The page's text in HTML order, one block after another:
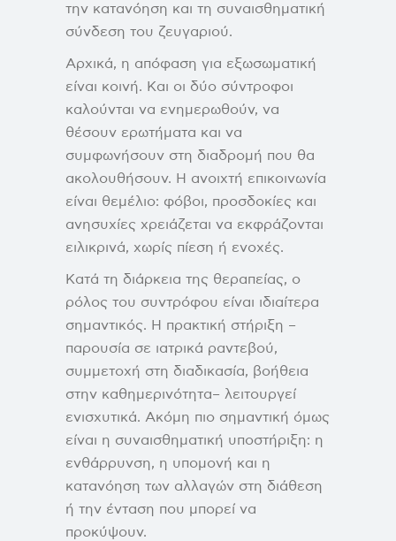
την κατανόηση και τη συναισθηματική
σύνδεση του ζευγαριού.
Αρχικά, η απόφαση για εξωσωματική
είναι κοινή. Και οι δύο σύντροφοι
καλούνται να ενημερωθούν, να
θέσουν ερωτήματα και να
συμφωνήσουν στη διαδρομή που θα
ακολουθήσουν. Η ανοιχτή επικοινωνία
είναι θεμέλιο: φόβοι, προσδοκίες και
ανησυχίες χρειάζεται να εκφράζονται
ειλικρινά, χωρίς πίεση ή ενοχές.
Κατά τη διάρκεια της θεραπείας, ο
ρόλος του συντρόφου είναι ιδιαίτερα
σημαντικός. Η πρακτική στήριξη –
παρουσία σε ιατρικά ραντεβού,
συμμετοχή στη διαδικασία, βοήθεια
στην καθημερινότητα– λειτουργεί
ενισχυτικά. Ακόμη πιο σημαντική όμως
είναι η συναισθηματική υποστήριξη: η
ενθάρρυνση, η υπομονή και η
κατανόηση των αλλαγών στη διάθεση
ή την ένταση που μπορεί να
προκύψουν.